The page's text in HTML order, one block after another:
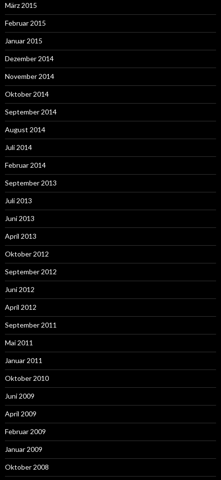
März 2015
Februar 2015
Januar 2015
Dezember 2014
November 2014
Oktober 2014
September 2014
August 2014
Juli 2014
Februar 2014
September 2013
Juli 2013
Juni 2013
April 2013
Oktober 2012
September 2012
Juni 2012
April 2012
September 2011
Mai 2011
Januar 2011
Oktober 2010
Juni 2009
April 2009
Februar 2009
Januar 2009
Oktober 2008